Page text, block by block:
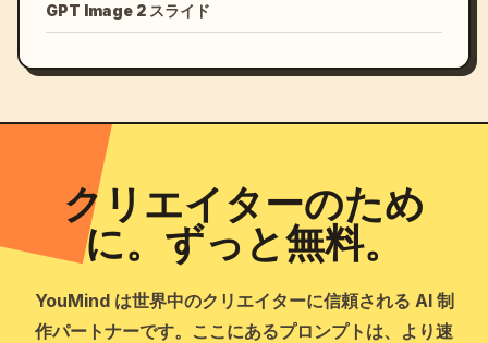
GPT Image 2 スライド
クリエイターのため
に。ずっと無料。
YouMind は世界中のクリエイターに信頼される AI 制
作パートナーです。ここにあるプロンプトは、より速